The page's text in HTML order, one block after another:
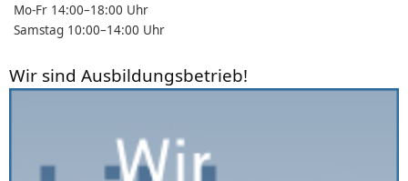
Mo-Fr 14:00–18:00 Uhr
Samstag 10:00–14:00 Uhr
Wir sind Ausbildungsbetrieb!